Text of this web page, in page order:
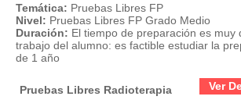
Temática: Pruebas Libres FP
Nivel: Pruebas Libres FP Grado Medio
Duración: El tiempo de preparación es muy
trabajo del alumno: es factible estudiar la
de 1 año
Ver
Pruebas Libres Radioterapia